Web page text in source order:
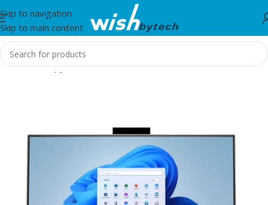
Skip to navigation
Skip to main content
Home/Kompjuter